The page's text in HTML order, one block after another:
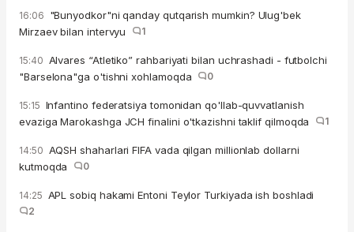
16:06 "Bunyodkor"ni qanday qutqarish mumkin? Ulug'bek
Mirzaev bilan intervyu
1
15:40 Alvares “Atletiko” rahbariyati bilan uchrashadi - futbolchi
"Barselona"ga o'tishni xohlamoqda
0
15:15 Infantino federatsiya tomonidan qo'llab-quvvatlanish
evaziga Marokashga JCH finalini o'tkazishni taklif qilmoqda
1
14:50 AQSH shaharlari FIFA vada qilgan millionlab dollarni
kutmoqda
0
14:25 APL sobiq hakami Entoni Teylor Turkiyada ish boshladi
2